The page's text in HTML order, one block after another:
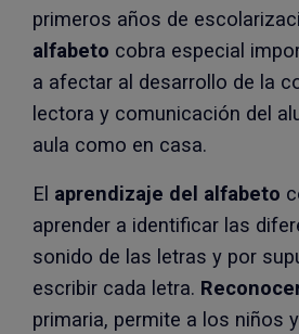
primeros años de
alfabeto cobra especial
a afectar al desarrollo de la
lectora y comunicación del
aula como en casa.
El aprendizaje del alfabeto
aprender a identificar las
sonido de las letras y por
escribir cada letra.
primaria, permite a los niños